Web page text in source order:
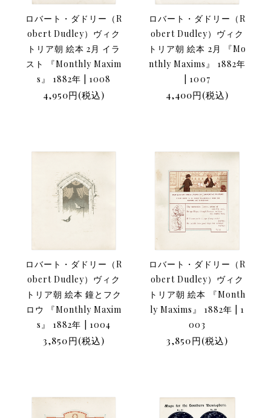
ロバート・ダドリー（R
obert Dudley）ヴィク
トリア朝 絵本 2月 イラ
スト 『Monthly Maxim
s』 1882年 | 1008
4,950円(税込)
ロバート・ダドリー（R
obert Dudley）ヴィク
トリア朝 絵本 2月 『Mo
nthly Maxims』 1882年
| 1007
4,400円(税込)
ロバート・ダドリー（R
obert Dudley）ヴィク
トリア朝 絵本 鐘とフク
ロウ 『Monthly Maxim
s』 1882年 | 1004
3,850円(税込)
ロバート・ダドリー（R
obert Dudley）ヴィク
トリア朝 絵本 『Month
ly Maxims』 1882年 | 1
003
3,850円(税込)